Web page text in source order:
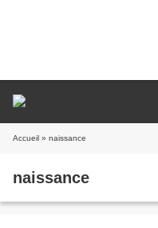
Accueil » naissance
naissance